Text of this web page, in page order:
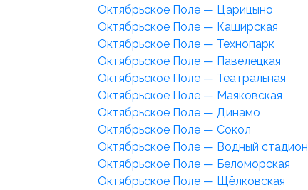
Октябрьское Поле — Царицыно
Октябрьское Поле — Каширская
Октябрьское Поле — Технопарк
Октябрьское Поле — Павелецкая
Октябрьское Поле — Театральная
Октябрьское Поле — Маяковская
Октябрьское Поле — Динамо
Октябрьское Поле — Сокол
Октябрьское Поле — Водный стадион
Октябрьское Поле — Беломорская
Октябрьское Поле — Щёлковская